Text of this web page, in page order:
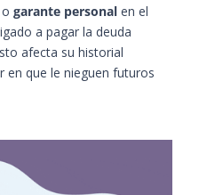
garante personal en el
a pagar la deuda
afecta su historial
en que le nieguen futuros